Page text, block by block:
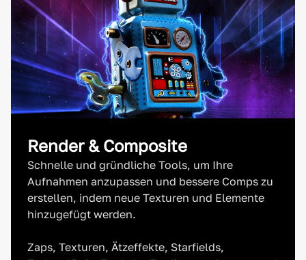
Render & Composite
Schnelle und gründliche Tools, um Ihre
Aufnahmen anzupassen und bessere Comps zu
erstellen, indem neue Texturen und Elemente
hinzugefügt werden.
Zaps, Texturen, Ätzeffekte, Starfields,